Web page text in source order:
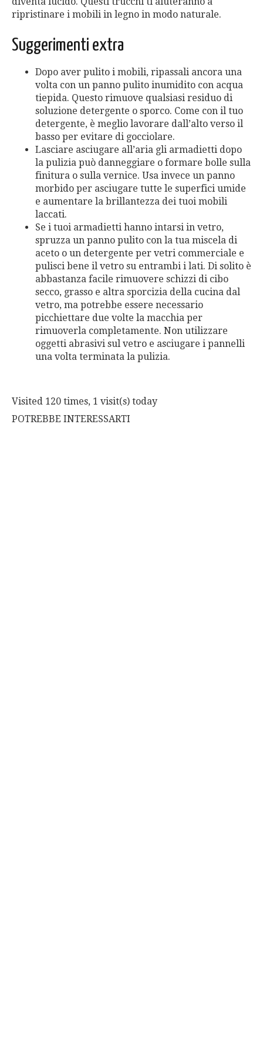
ripristinare i mobili in legno in modo naturale.
Suggerimenti extra
Dopo aver pulito i mobili, ripassali ancora una
volta con un panno pulito inumidito con acqua
tiepida. Questo rimuove qualsiasi residuo di
soluzione detergente o sporco. Come con il tuo
detergente, è meglio lavorare dall’alto verso il
basso per evitare di gocciolare.
Lasciare asciugare all’aria gli armadietti dopo
la pulizia può danneggiare o formare bolle sulla
finitura o sulla vernice. Usa invece un panno
morbido per asciugare tutte le superfici umide
e aumentare la brillantezza dei tuoi mobili
laccati.
Se i tuoi armadietti hanno intarsi in vetro,
spruzza un panno pulito con la tua miscela di
aceto o un detergente per vetri commerciale e
pulisci bene il vetro su entrambi i lati. Di solito è
abbastanza facile rimuovere schizzi di cibo
secco, grasso e altra sporcizia della cucina dal
vetro, ma potrebbe essere necessario
picchiettare due volte la macchia per
rimuoverla completamente. Non utilizzare
oggetti abrasivi sul vetro e asciugare i pannelli
una volta terminata la pulizia.
Visited 120 times, 1 visit(s) today
POTREBBE INTERESSARTI